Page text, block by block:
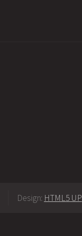
Design: HTML5 UP